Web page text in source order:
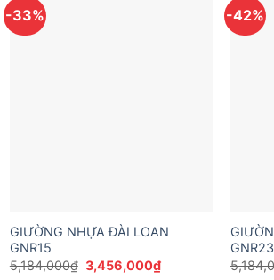
-33%
GIƯỜNG NHỰA ĐÀI LOAN
GNR15
5,184,000₫ Giá
gốc
3,456,000₫Giá
-42%
GNR23